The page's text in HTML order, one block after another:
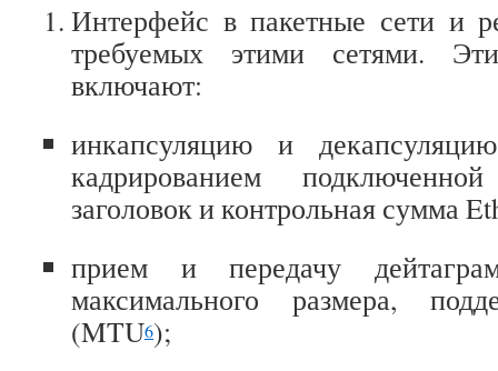
Интерфейс в пакетные сети и
требуемых этими сетями.
включают:
инкапсуляцию и
кадрированием
заголовок и контрольная сумма
прием и передачу
максимального размера,
(MTU6);